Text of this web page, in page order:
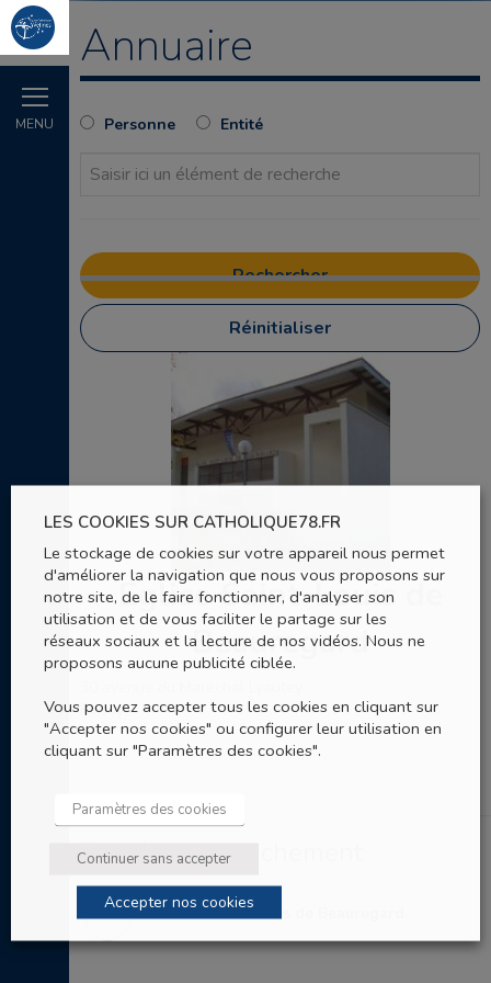
MENU
Annuaire
Personne Entité
Réinitialiser
Eglise Saint-Louis de
Beauregard
Poissy
Entités de rattachement
Paroisse Saint Louis de Beauregard
LES COOKIES SUR CATHOLIQUE78.FR
Le stockage de cookies sur votre appareil nous permet
d'améliorer la navigation que nous vous proposons sur
notre site, de le faire fonctionner, d'analyser son
utilisation et de vous faciliter le partage sur les
réseaux sociaux et la lecture de nos vidéos. Nous ne
proposons aucune publicité ciblée.
Vous pouvez accepter tous les cookies en cliquant sur
"Accepter nos cookies" ou configurer leur utilisation en
cliquant sur "Paramètres des cookies".
Paramètres des cookies
Continuer sans accepter
Accepter nos cookies